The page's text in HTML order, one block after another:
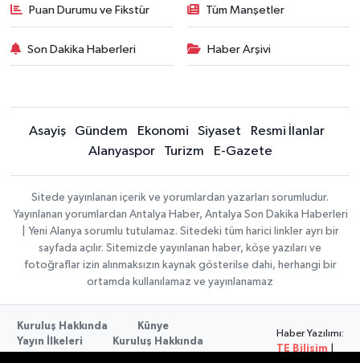
Puan Durumu ve Fikstür Tüm Manşetler
Son Dakika Haberleri Haber Arşivi
Asayiş Gündem Ekonomi Siyaset
Resmi İlanlar
Alanyaspor
Turizm E-Gazete
Sitede yayınlanan içerik ve yorumlardan yazarları sorumludur.
Yayınlanan yorumlardan Antalya Haber, Antalya Son Dakika Haberleri
| Yeni Alanya sorumlu tutulamaz. Sitedeki tüm harici linkler ayrı bir
sayfada açılır. Sitemizde yayınlanan haber, köşe yazıları ve
fotoğraflar izin alınmaksızın kaynak gösterilse dahi, herhangi bir
ortamda kullanılamaz ve yayınlanamaz
Kuruluş Hakkında
Künye
Yayın İlkeleri
Kuruluş Hakkında
Haber Yazılımı:
TE Bilişim